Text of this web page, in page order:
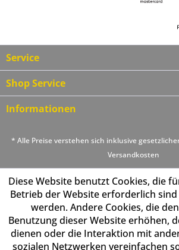
Service
Shop Service
Informationen
* Alle Preise verstehen sich inklusive
Versandkosten
Diese Website benutzt Cookies, die
Betrieb der Website erforderlich
werden. Andere Cookies, die
Benutzung dieser Website erhöhen,
dienen oder die Interaktion mit
sozialen Netzwerken vereinfachen